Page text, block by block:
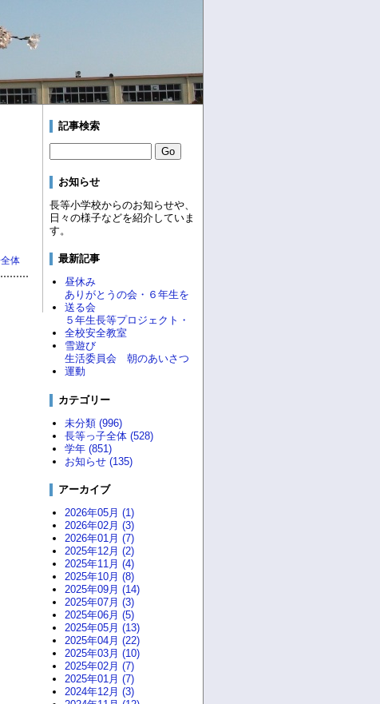
体
記事検索
お知らせ
長等小学校からのお知らせや、
日々の様子などを紹介していま
す。
最新記事
昼休み
ありがとうの会・６年生を
送る会
５年生長等プロジェクト・
全校安全教室
雪遊び
生活委員会 朝のあいさつ
運動
カテゴリー
未分類 (996)
長等っ子全体 (528)
学年 (851)
お知らせ (135)
アーカイブ
2026年05月 (1)
2026年02月 (3)
2026年01月 (7)
2025年12月 (2)
2025年11月 (4)
2025年10月 (8)
2025年09月 (14)
2025年07月 (3)
2025年06月 (5)
2025年05月 (13)
2025年04月 (22)
2025年03月 (10)
2025年02月 (7)
2025年01月 (7)
2024年12月 (3)